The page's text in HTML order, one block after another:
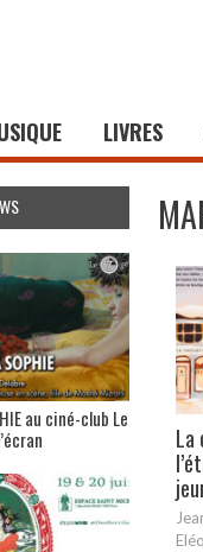
LIVRES
La
au ciné-club Le